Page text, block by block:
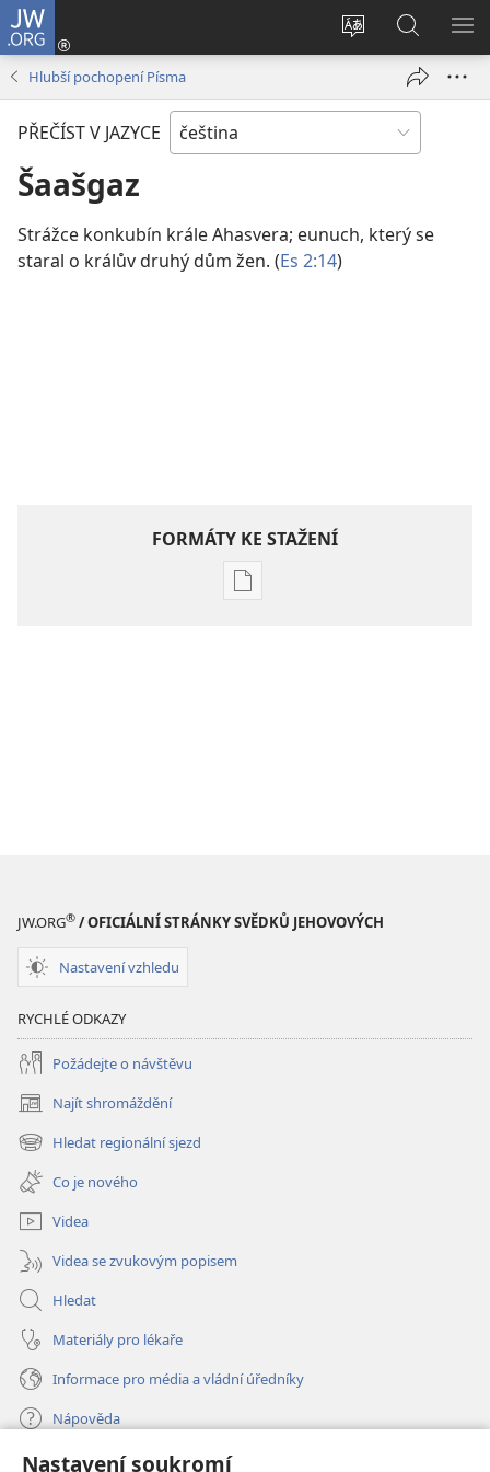
Nastavení soukromí
JW.ORG
Změnit
stránek
Přihlásit
se
okno)
Hledat
na
JW.ORG
Hlubší pochopení Písma
PŘEČÍST V JAZYCE
Šaašgaz
Strážce konkubín krále Ahasvera; eunuch, který se
staral o králův druhý dům žen. (Es 2:14)
FORMÁTY KE STAŽENÍ
Formáty
JW.ORG® / OFICIÁLNÍ STRÁNKY SVĚDKŮ JEHOVOVÝCH
Nastavení vzhledu
RYCHLÉ ODKAZY
Požádejte o návštěvu
Najít shromáždění
(otevřeno
nové
okno)
Hledat regionální sjezd
(otevřeno
nové
okno)
Co je nového
Videa
Videa se zvukovým popisem
Hledat
Materiály pro lékaře
Informace pro média a vládní úředníky
Nápověda